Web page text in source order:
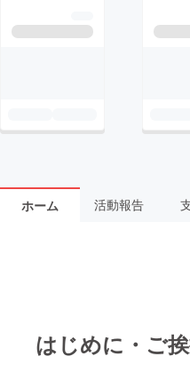
ホーム 活動報告
はじめに・ご